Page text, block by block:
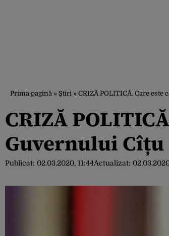
Prima pagină » Știri » CRIZĂ POLITICĂ. Care
CRIZĂ
Guvernului Cîțu
Publicat: 02.03.2020, 11:44Actualizat: